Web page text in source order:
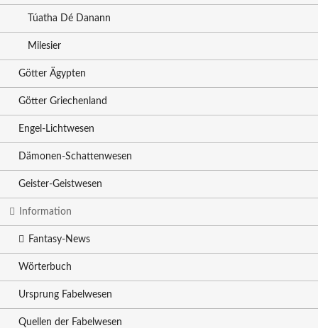
Túatha Dé Danann
Milesier
Götter Ägypten
Götter Griechenland
Engel-Lichtwesen
Dämonen-Schattenwesen
Geister-Geistwesen
Information
Fantasy-News
Wörterbuch
Ursprung Fabelwesen
Quellen der Fabelwesen